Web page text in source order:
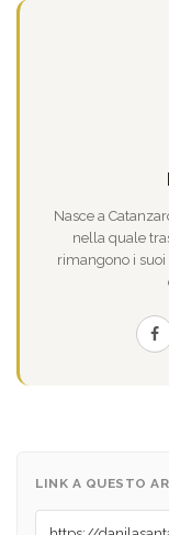
Nasce a
nella quale
rimangono i
LINK A QUESTO